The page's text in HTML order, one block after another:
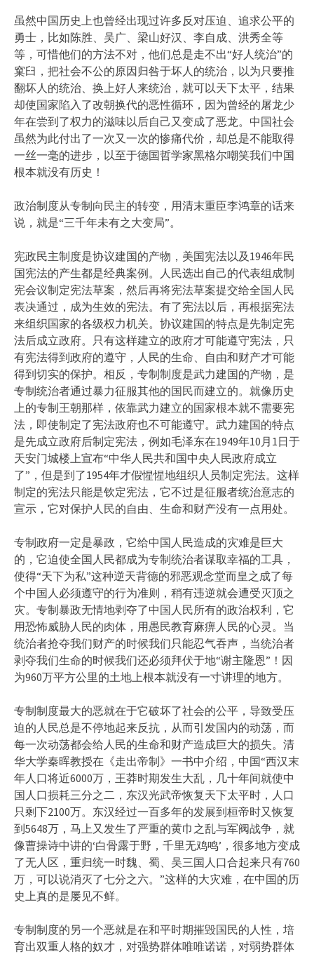
虽然中国历史上也曾经出现过许多反对压迫、追求公平的
勇士，比如陈胜、吴广、梁山好汉、李自成、洪秀全等
等，可惜他们的方法不对，他们总是走不出“好人统治”的
窠臼，把社会不公的原因归咎于坏人的统治，以为只要推
翻坏人的统治、换上好人来统治，就可以天下太平，结果
却使国家陷入了改朝换代的恶性循环，因为曾经的屠龙少
年在尝到了权力的滋味以后自己又变成了恶龙。中国社会
虽然为此付出了一次又一次的惨痛代价，却总是不能取得
一丝一毫的进步，以至于德国哲学家黑格尔嘲笑我们中国
根本就没有历史！
政治制度从专制向民主的转变，用清末重臣李鸿章的话来
说，就是“三千年未有之大变局”。
宪政民主制度是协议建国的产物，美国宪法以及1946年民
国宪法的产生都是经典案例。人民选出自己的代表组成制
宪会议制定宪法草案，然后再将宪法草案提交给全国人民
表决通过，成为生效的宪法。有了宪法以后，再根据宪法
来组织国家的各级权力机关。协议建国的特点是先制定宪
法后成立政府。只有这样建立的政府才可能遵守宪法，只
有宪法得到政府的遵守，人民的生命、自由和财产才可能
得到切实的保护。相反，专制制度是武力建国的产物，是
专制统治者通过暴力征服其他的国民而建立的。就像历史
上的专制王朝那样，依靠武力建立的国家根本就不需要宪
法，即使制定了宪法政府也不可能遵守。武力建国的特点
是先成立政府后制定宪法，例如毛泽东在1949年10月1日于
天安门城楼上宣布“中华人民共和国中央人民政府成立
了”，但是到了1954年才假惺惺地组织人员制定宪法。这样
制定的宪法只能是钦定宪法，它不过是征服者统治意志的
宣示，它对保护人民的自由、生命和财产没有一点用处。
专制政府一定是暴政，它给中国人民造成的灾难是巨大
的，它迫使全国人民都成为专制统治者谋取幸福的工具，
使得“天下为私”这种逆天背德的邪恶观念堂而皇之成了每
个中国人必须遵守的行为准则，稍有违逆就会遭受灭顶之
灾。专制暴政无情地剥夺了中国人民所有的政治权利，它
用恐怖威胁人民的肉体，用愚民教育麻痹人民的心灵。当
统治者抢夺我们财产的时候我们只能忍气吞声，当统治者
剥夺我们生命的时候我们还必须拜伏于地“谢主隆恩”！因
为960万平方公里的土地上根本就没有一寸讲理的地方。
专制制度最大的恶就在于它破坏了社会的公平，导致受压
迫的人民总是不停地起来反抗，从而引发国内的动荡，而
每一次动荡都会给人民的生命和财产造成巨大的损失。清
华大学秦晖教授在《走出帝制》一书中介绍，中国“西汉末
年人口将近6000万，王莽时期发生大乱，几十年间就使中
国人口损耗三分之二，东汉光武帝恢复天下太平时，人口
只剩下2100万。东汉经过一百多年的发展到桓帝时又恢复
到5648万，马上又发生了严重的黄巾之乱与军阀战争，就
像曹操诗中讲的‘白骨露于野，千里无鸡鸣’，很多地方变成
了无人区，重归统一时魏、蜀、吴三国人口合起来只有760
万，可以说消灭了七分之六。”这样的大灾难，在中国的历
史上真的是屡见不鲜。
专制制度的另一个恶就是在和平时期摧毁国民的人性，培
育出双重人格的奴才，对强势群体唯唯诺诺，对弱势群体